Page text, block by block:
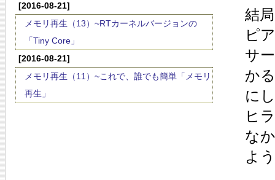
[2016-08-21]
メモリ再生（13）~RTカーネルバージョンの
「Tiny Core」
[2016-08-21]
メモリ再生（11）~これで、誰でも簡単「メモリ
再生」
結
ピ
サ
か
に
ヒ
な
よ